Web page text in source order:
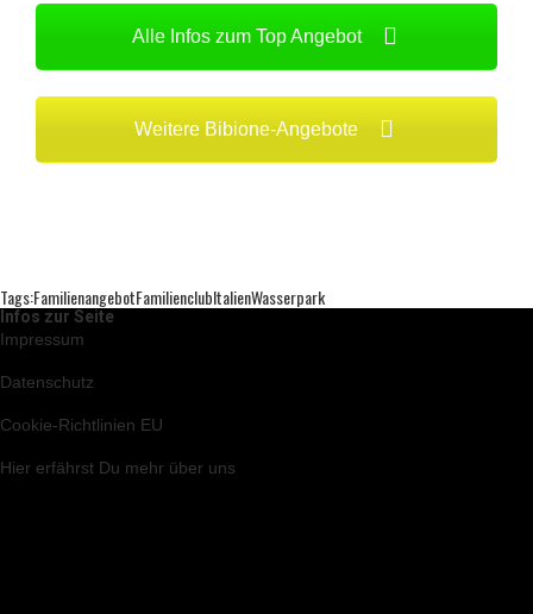
Alle Infos zum Top Angebot
Weitere Bibione-Angebote
Tags:FamilienangebotFamilienclubItalienWasserpark
Infos zur Seite
Impressum
Datenschutz
Cookie-Richtlinien EU
Hier erfährst Du mehr über uns